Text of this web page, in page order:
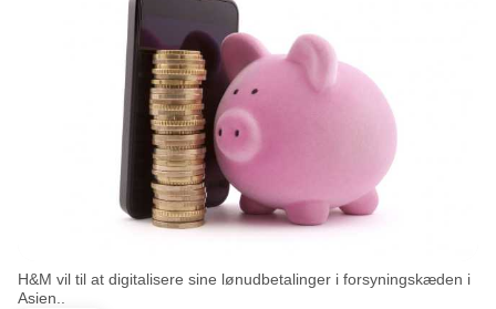
H&M vil til at digitalisere sine lønudbetalinger i forsyningskæden i
Asien..